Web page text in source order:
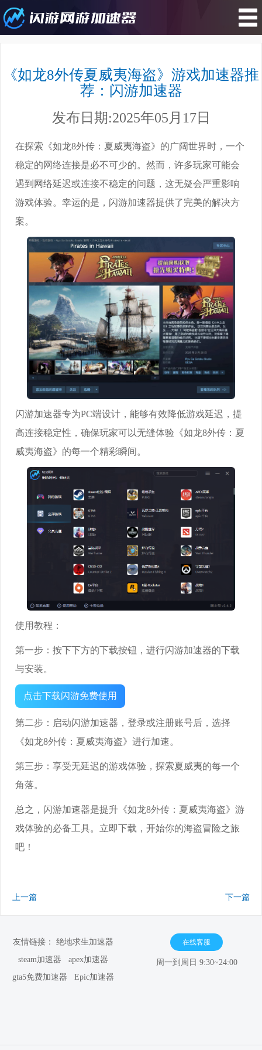
传夏威夷海盗》游戏加速器推荐：闪
游加速器
《如龙8外传夏威夷海盗》游戏加速器推
荐：闪游加速器
发布日期:2025年05月17日
在探索《如龙8外传：夏威夷海盗》的广阔世界时，一个
稳定的网络连接是必不可少的。然而，许多玩家可能会
遇到网络延迟或连接不稳定的问题，这无疑会严重影响
游戏体验。幸运的是，闪游加速器提供了完美的解决方
案。
闪游加速器专为PC端设计，能够有效降低游戏延迟，提
高连接稳定性，确保玩家可以无缝体验《如龙8外传：夏
威夷海盗》的每一个精彩瞬间。
使用教程：
第一步：按下下方的下载按钮，进行闪游加速器的下载
与安装。
点击下载闪游免费使用
第二步：启动闪游加速器，登录或注册账号后，选择
《如龙8外传：夏威夷海盗》进行加速。
第三步：享受无延迟的游戏体验，探索夏威夷的每一个
角落。
总之，闪游加速器是提升《如龙8外传：夏威夷海盗》游
戏体验的必备工具。立即下载，开始你的海盗冒险之旅
吧！
上一篇 下一篇
友情链接： 绝地求生加速器
steam加速器
apex加速器
gta5免费加速器
Epic加速器
在线客服
周一到周日 9:30~24:00